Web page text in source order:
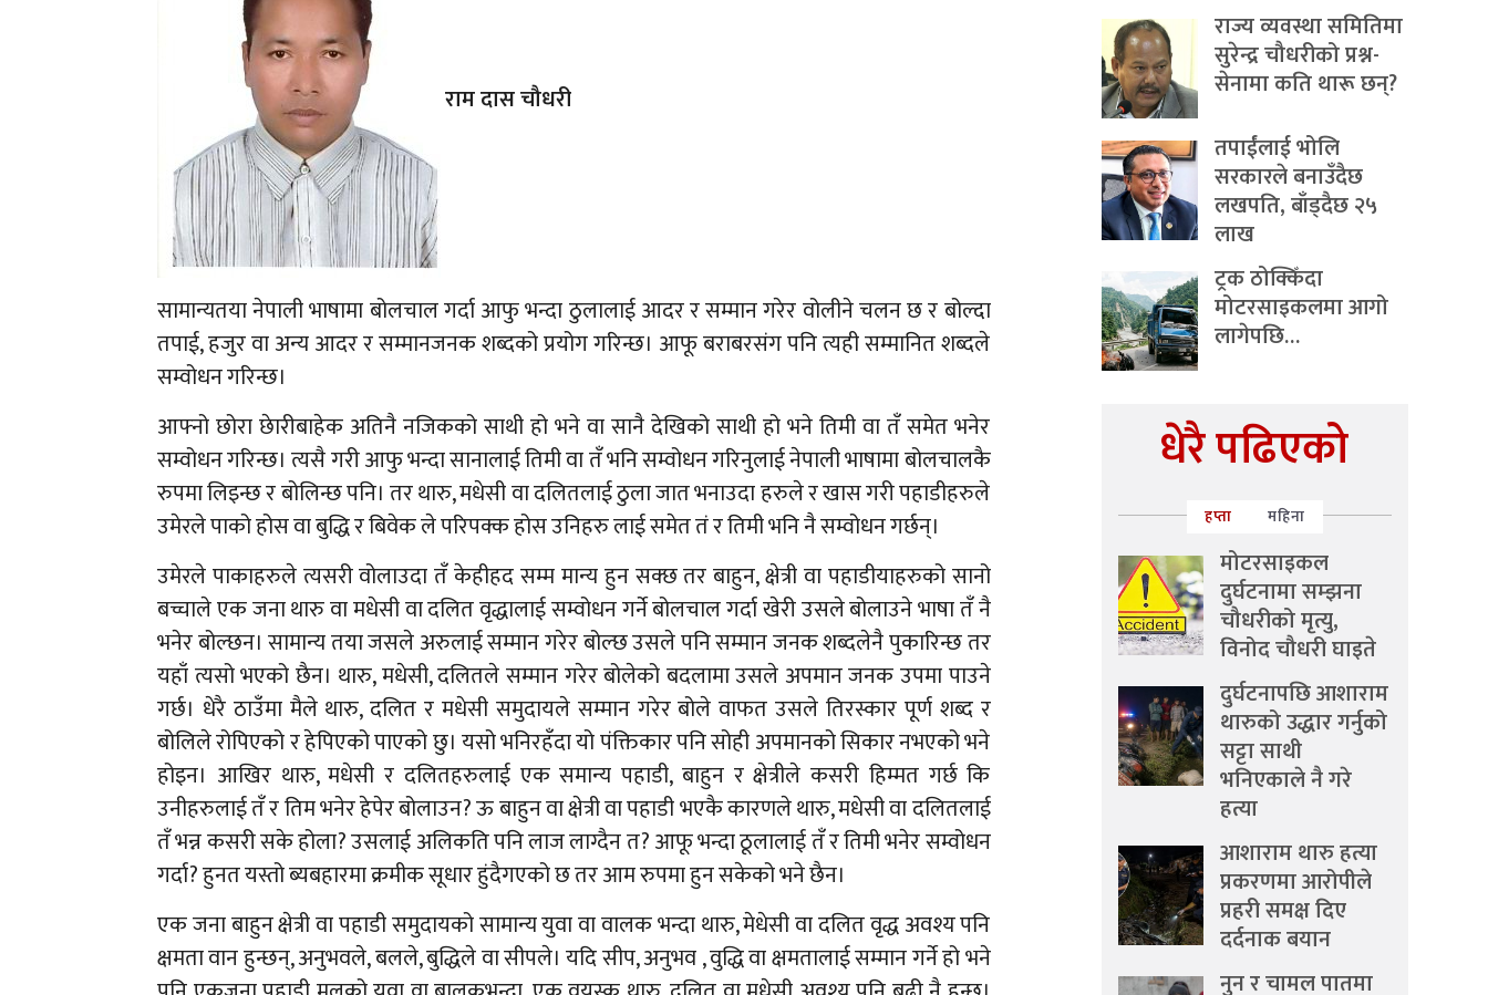
राम दास चौधरी
सामान्यतया नेपाली भाषामा बोलचाल गर्दा आफु भन्दा ठुलालाई आदर र सम्मान गरेर वोलीने चलन छ र बोल्दा
तपाई, हजुर वा अन्य आदर र सम्मानजनक शब्दको प्रयोग गरिन्छ। आफू बराबरसंग पनि त्यही सम्मानित शब्दले
सम्वोधन गरिन्छ।
आफ्नो छोरा छेारीबाहेक अतिनै नजिकको साथी हो भने वा सानै देखिको साथी हो भने तिमी वा तँ समेत भनेर
सम्वोधन गरिन्छ। त्यसै गरी आफु भन्दा सानालाई तिमी वा तँ भनि सम्वोधन गरिनुलाई नेपाली भाषामा बोलचालकै
रुपमा लिइन्छ र बोलिन्छ पनि। तर थारु, मधेसी वा दलितलाई ठुला जात भनाउदा हरुले र खास गरी पहाडीहरुले
उमेरले पाको होस वा बुद्धि र बिवेक ले परिपक्क होस उनिहरु लाई समेत तं र तिमी भनि नै सम्वोधन गर्छन्।
उमेरले पाकाहरुले त्यसरी वोलाउदा तँ केहीहद सम्म मान्य हुन सक्छ तर बाहुन, क्षेत्री वा पहाडीयाहरुको सानो
बच्चाले एक जना थारु वा मधेसी वा दलित वृद्धालाई सम्वोधन गर्ने बोलचाल गर्दा खेरी उसले बोलाउने भाषा तँ नै
भनेर बोल्छन। सामान्य तया जसले अरुलाई सम्मान गरेर बोल्छ उसले पनि सम्मान जनक शब्दलेनै पुकारिन्छ तर
यहाँ त्यसो भएको छैन। थारु, मधेसी, दलितले सम्मान गरेर बोलेको बदलामा उसले अपमान जनक उपमा पाउने
गर्छ। धेरै ठाउँमा मैले थारु, दलित र मधेसी समुदायले सम्मान गरेर बोले वाफत उसले तिरस्कार पूर्ण शब्द र
बोलिले रोपिएको र हेपिएको पाएको छु। यसो भनिरहँदा यो पंक्तिकार पनि सोही अपमानको सिकार नभएको भने
होइन। आखिर थारु, मधेसी र दलितहरुलाई एक समान्य पहाडी, बाहुन र क्षेत्रीले कसरी हिम्मत गर्छ कि
उनीहरुलाई तँ र तिम भनेर हेपेर बोलाउन? ऊ बाहुन वा क्षेत्री वा पहाडी भएकै कारणले थारु, मधेसी वा दलितलाई
तँ भन्न कसरी सके होला? उसलाई अलिकति पनि लाज लाग्दैन त? आफू भन्दा ठूलालाई तँ र तिमी भनेर सम्वोधन
गर्दा? हुनत यस्तो ब्यबहारमा क्रमीक सूधार हुंदैगएको छ तर आम रुपमा हुन सकेको भने छैन।
एक जना बाहुन क्षेत्री वा पहाडी समुदायको सामान्य युवा वा वालक भन्दा थारु, मेधेसी वा दलित वृद्ध अवश्य पनि
क्षमता वान हुन्छन्, अनुभवले, बलले, बुद्धिले वा सीपले। यदि सीप, अनुभव , वुद्धि वा क्षमतालाई सम्मान गर्ने हो भने
राज्य व्यवस्था समितिमा
सुरेन्द्र चौधरीको प्रश्न-
सेनामा कति थारू छन्?
तपाईंलाई भोलि
सरकारले बनाउँदैछ
लखपति, बाँड्दैछ २५
लाख
ट्रक ठोक्किँदा
मोटरसाइकलमा आगो
लागेपछि…
धेरै पढिएको
हप्ता महिना
मोटरसाइकल
दुर्घटनामा सम्झना
चौधरीको मृत्यु,
विनोद चौधरी घाइते
दुर्घटनापछि आशाराम
थारुको उद्धार गर्नुको
सट्टा साथी
भनिएकाले नै गरे
हत्या
आशाराम थारु हत्या
प्रकरणमा आरोपीले
प्रहरी समक्ष दिए
दर्दनाक बयान
नुन र चामल पातमा